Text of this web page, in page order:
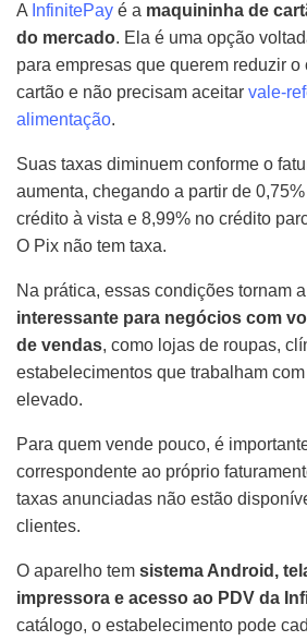
A InfinitePay é a maquininha de
do mercado. Ela é uma opção
para empresas que querem reduzir
cartão e não precisam aceitar vale-
alimentação.
Suas taxas diminuem conforme o
aumenta, chegando a partir de
crédito à vista e 8,99% no crédito
O Pix não tem taxa.
Na prática, essas condições tornam a
interessante para negócios com
de vendas, como lojas de roupas,
estabelecimentos que trabalham
elevado.
Para quem vende pouco, é
correspondente ao próprio
taxas anunciadas não estão
clientes.
O aparelho tem sistema Android,
impressora e acesso ao PDV da
catálogo, o estabelecimento pode